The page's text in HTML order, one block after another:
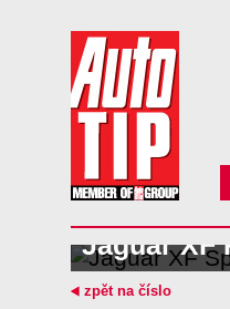
Jaguar XF
zpět na číslo